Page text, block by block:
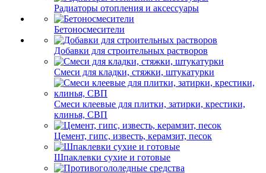
Радиаторы отопления и аксессуары
Бетоносмесители
Добавки для строительных растворов
Смеси для кладки, стяжки, штукатурки
Смеси клеевые для плитки, затирки, крестики,
клинья, СВП
Цемент, гипс, известь, керамзит, песок
Шпаклевки сухие и готовые